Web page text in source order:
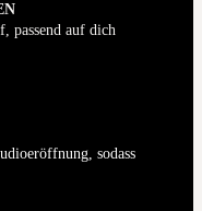
passend auf dich
sodass